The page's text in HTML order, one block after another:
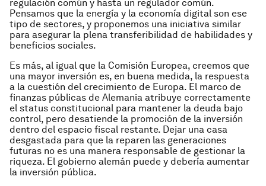
regulación común y hasta un regulador común.
Pensamos que la energía y la economía digital son ese
tipo de sectores, y proponemos una iniciativa similar
para asegurar la plena transferibilidad de habilidades y
beneficios sociales.
Es más, al igual que la Comisión Europea, creemos que
una mayor inversión es, en buena medida, la respuesta
a la cuestión del crecimiento de Europa. El marco de
finanzas públicas de Alemania atribuye correctamente
el status constitucional para mantener la deuda bajo
control, pero desatiende la promoción de la inversión
dentro del espacio fiscal restante. Dejar una casa
desgastada para que la reparen las generaciones
futuras no es una manera responsable de gestionar la
riqueza. El gobierno alemán puede y debería aumentar
la inversión pública.